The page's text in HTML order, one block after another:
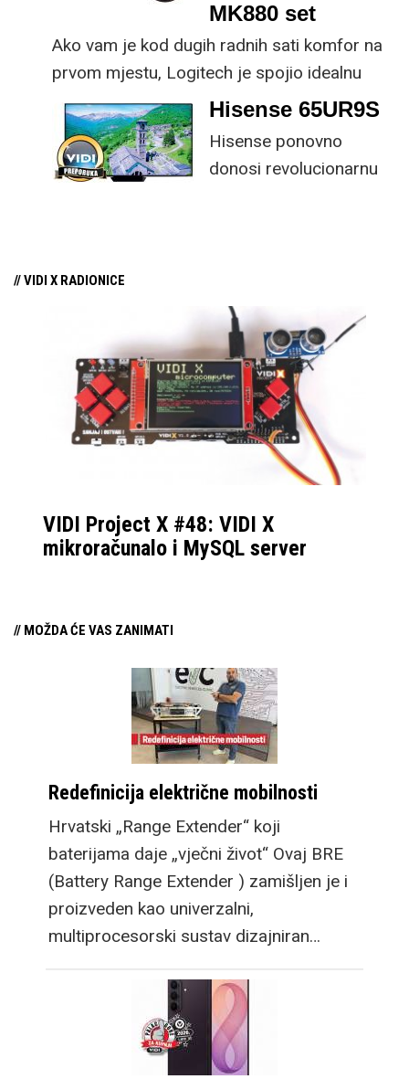
MK880 set
Ako vam je kod dugih radnih sati komfor na
prvom mjestu, Logitech je spojio idealnu
kombinaciju tipkovnice i miša s naprednim
funkcijama.
Hisense 65UR9S
Hisense ponovno
donosi revolucionarnu
// VIDI X RADIONICE
VIDI Project X #48: VIDI X
mikroračunalo i MySQL server
// MOŽDA ĆE VAS ZANIMATI
Redefinicija električne mobilnosti
Hrvatski „Range Extender“ koji
baterijama daje „vječni život“ Ovaj BRE
(Battery Range Extender ) zamišljen je i
proizveden kao univerzalni,
multiprocesorski sustav dizajniran…